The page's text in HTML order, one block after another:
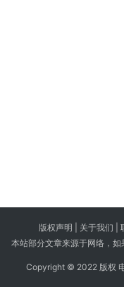
版权声明 | 关于我们
本站部分文章来源于网络，
Copyright © 2022 版权